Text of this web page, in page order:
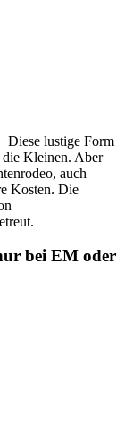
Diese lustige Form
Kleinen. Aber
auch
Kosten. Die
bei EM oder